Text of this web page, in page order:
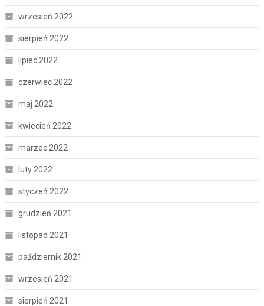
wrzesień 2022
sierpień 2022
lipiec 2022
czerwiec 2022
maj 2022
kwiecień 2022
marzec 2022
luty 2022
styczeń 2022
grudzień 2021
listopad 2021
październik 2021
wrzesień 2021
sierpień 2021